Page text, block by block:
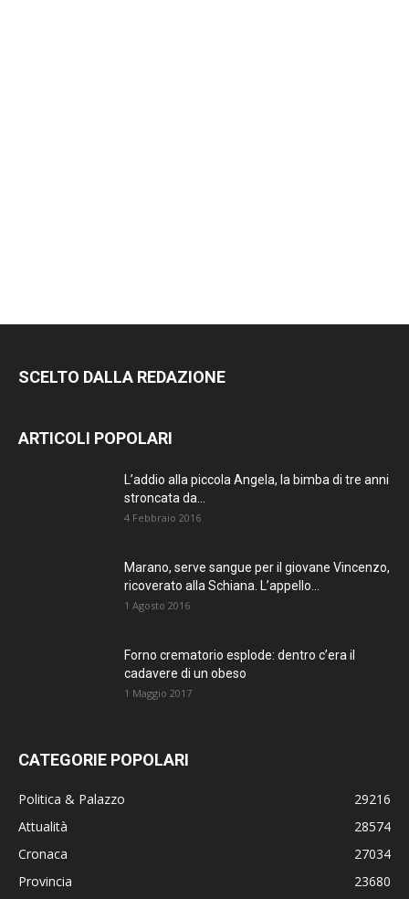
SCELTO DALLA REDAZIONE
ARTICOLI POPOLARI
L’addio alla piccola Angela, la bimba di tre anni
stroncata da...
4 Febbraio 2016
Marano, serve sangue per il giovane Vincenzo,
ricoverato alla Schiana. L’appello...
1 Agosto 2016
Forno crematorio esplode: dentro c’era il
cadavere di un obeso
1 Maggio 2017
CATEGORIE POPOLARI
Politica & Palazzo
29216
Attualità
28574
Cronaca
27034
Provincia
23680
RIMANI
AGGIORNATO.
METTI UN
MI PIACE!
TERRANOSTRA NEWS